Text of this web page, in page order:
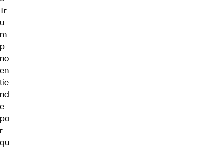
Tr
u
m
p
no
en
tie
nd
e
po
r
qu